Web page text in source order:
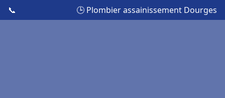
📞 🕒 Plombier assainissement Dourges